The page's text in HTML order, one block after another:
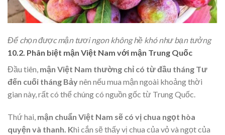
Để chọn được mận tươi ngon không hề khó như bạn tưởng
10.2. Phân biệt mận Việt Nam với mận Trung Quốc
Đầu tiên, mận Việt Nam thường chỉ có từ đầu tháng Tư
đến cuối tháng Bảynên nếu mua mận ngoài khoảng thời
gian này, rất có thể chúng có nguồn gốc từ Trung Quốc.
Thứ hai, mận chuẩn Việt Nam sẽ có vị chua ngọt hòa
quyện và thanh. Khi cắn sẽ thấy vị chua của vỏ và ngọt của